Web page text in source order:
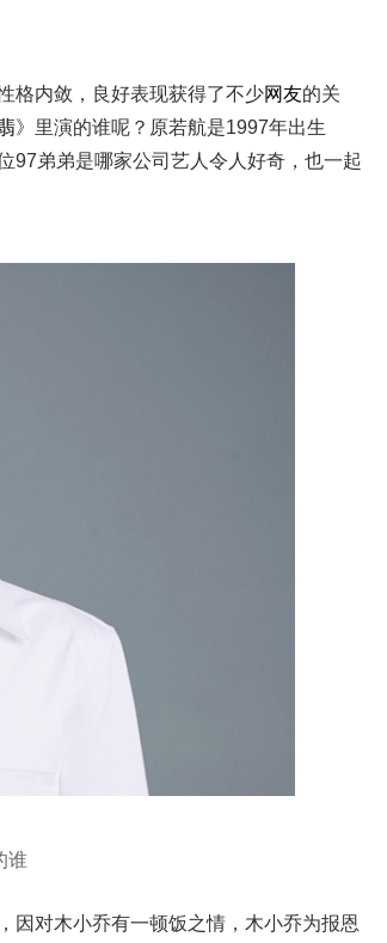
格内敛，良好表现获得了不少网友的关
》里演的谁呢？原若航是1997年出生
97弟弟是哪家公司艺人令人好奇，也一起
谁
因对木小乔有一顿饭之情，木小乔为报恩